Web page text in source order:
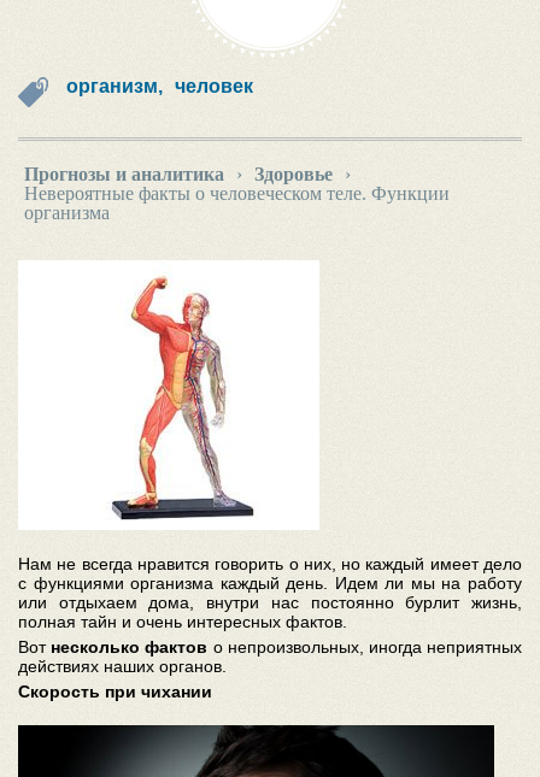
организм, человек
Прогнозы и аналитика › Здоровье
›
Невероятные факты о человеческом теле. Функции
организма
Нам не всегда нравится говорить о них, но каждый имеет дело
с функциями организма каждый день. Идем ли мы на работу
или отдыхаем дома, внутри нас постоянно бурлит жизнь,
полная тайн и очень интересных фактов.
Вот несколько фактов о непроизвольных, иногда неприятных
действиях наших органов.
Скорость при чихании